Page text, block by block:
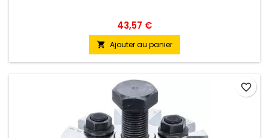
43,57 €
 Ajouter au panier
favorite_border